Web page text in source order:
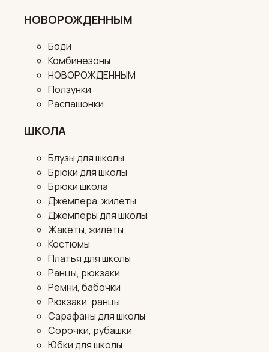
НОВОРОЖДЕННЫМ
Боди
Комбинезоны
НОВОРОЖДЕННЫМ
Ползунки
Распашонки
ШКОЛА
Блузы для школы
Брюки для школы
Брюки школа
Джемпера, жилеты
Джемперы для школы
Жакеты, жилеты
Костюмы
Платья для школы
Ранцы, рюкзаки
Ремни, бабочки
Рюкзаки, ранцы
Сарафаны для школы
Сорочки, рубашки
Юбки для школы